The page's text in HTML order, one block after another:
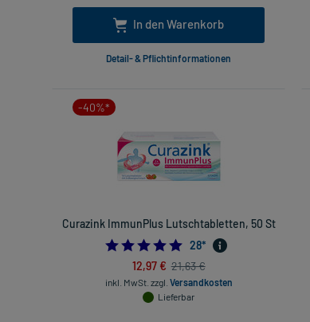
In den Warenkorb
Detail- & Pflichtinformationen
-40%*
Curazink ImmunPlus Lutschtabletten, 50 St
5.0
28*
12,97 € 21,63 €
inkl. MwSt. zzgl. Versandkosten
Lieferbar